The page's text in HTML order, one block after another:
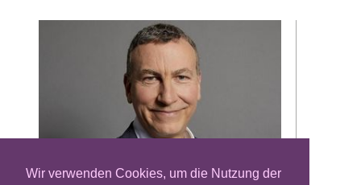
Wir verwenden Cookies, um die Nutzung der